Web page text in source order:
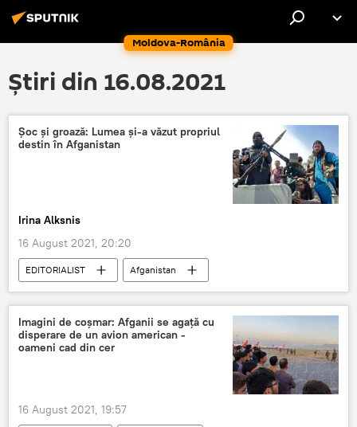
Moldova-România
Știri din 16.08.2021
Șoc și groază: Lumea și-a văzut propriul
destin în Afganistan
Irina Alksnis
16 August 2021, 20:20
EDITORIALIST Afganistan
Imagini de coșmar: Afganii se agață cu
disperare de un avion american -
oameni cad din cer
16 August 2021, 19:57